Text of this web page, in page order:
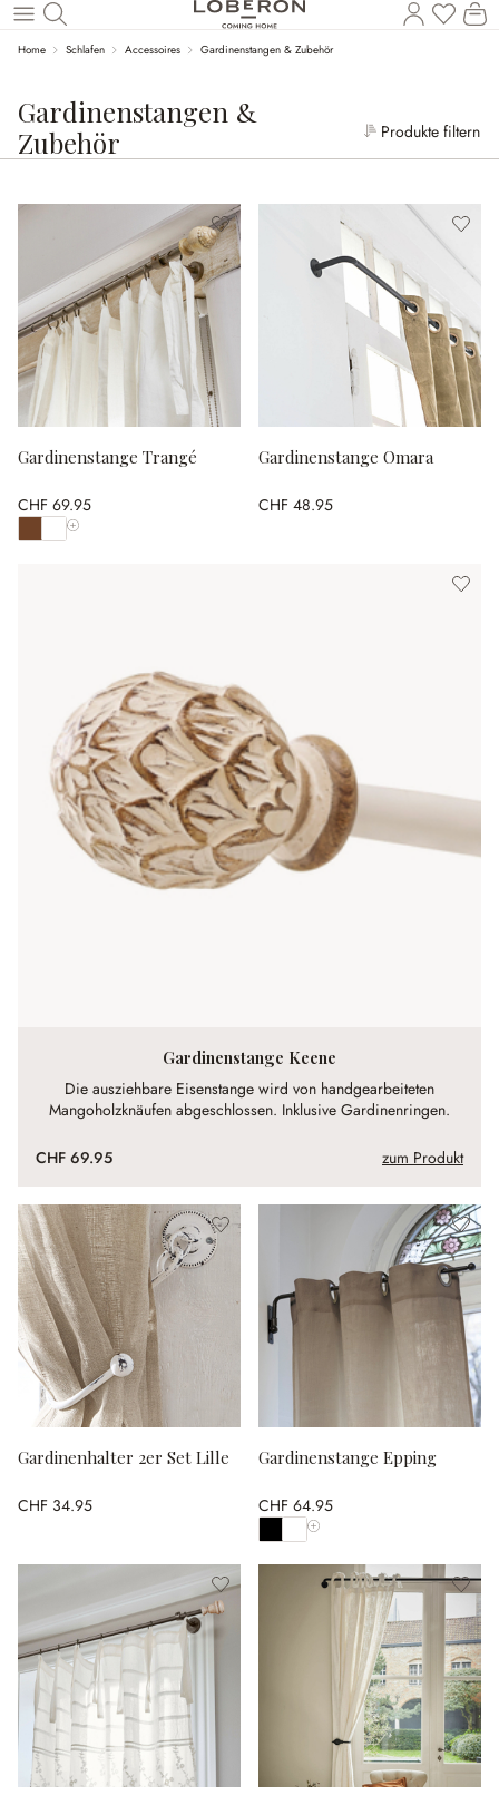
Zum Hauptinhalt springen
Home Schlafen Accessoires Gardinenstangen & Zubehör
Gardinenstangen &
Zubehör
Produkte filtern
Gardinenstange Trangé
CHF 69.95
Alle Farben anzeigen
Gardinenstange Keene
Die ausziehbare Eisenstange wird von handgearbeiteten
Mangoholzknäufen abgeschlossen. Inklusive Gardinenringen.
CHF 69.95 zum Produkt
Gardinenstange Omara
CHF 48.95
Gardinenhalter 2er Set Lille
CHF 34.95
Gardinenstange Epping
CHF 64.95
Alle Farben anzeigen